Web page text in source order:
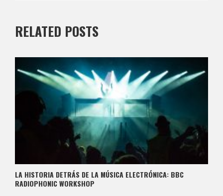
RELATED POSTS
LA HISTORIA DETRÁS DE LA MÚSICA ELECTRÓNICA: BBC
RADIOPHONIC WORKSHOP